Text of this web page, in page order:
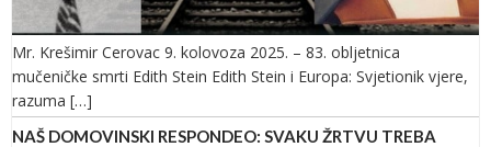
Mr. Krešimir Cerovac 9. kolovoza 2025. – 83. obljetnica
mučeničke smrti Edith Stein Edith Stein i Europa: Svjetionik vjere,
razuma […]
NAŠ DOMOVINSKI RESPONDEO: SVAKU ŽRTVU TREBA